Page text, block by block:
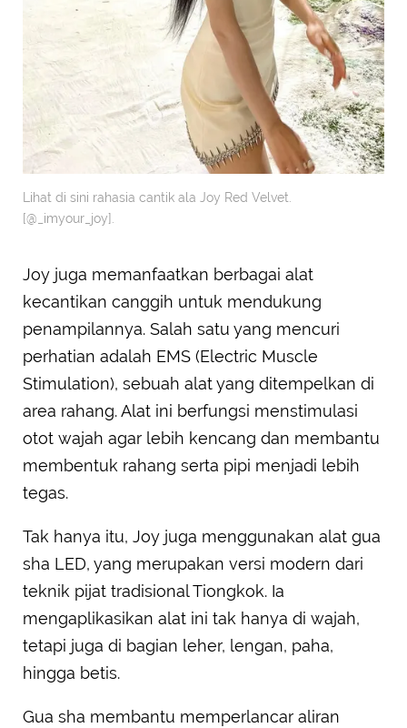
Lihat di sini rahasia cantik ala Joy Red Velvet.
[@_imyour_joy].
Joy juga memanfaatkan berbagai alat
kecantikan canggih untuk mendukung
penampilannya. Salah satu yang mencuri
perhatian adalah EMS (Electric Muscle
Stimulation), sebuah alat yang ditempelkan di
area rahang. Alat ini berfungsi menstimulasi
otot wajah agar lebih kencang dan membantu
membentuk rahang serta pipi menjadi lebih
tegas.
Tak hanya itu, Joy juga menggunakan alat gua
sha LED, yang merupakan versi modern dari
teknik pijat tradisional Tiongkok. Ia
mengaplikasikan alat ini tak hanya di wajah,
tetapi juga di bagian leher, lengan, paha,
hingga betis.
Gua sha membantu memperlancar aliran